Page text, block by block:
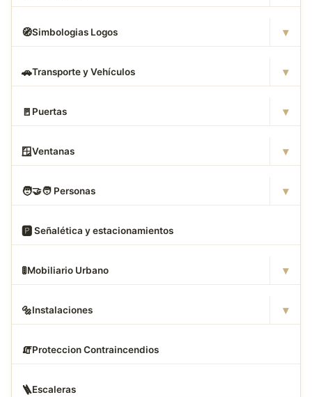
🧭Simbologias Logos ▾
🚗Transporte y Vehículos ▾
🚪 Puertas ▾
🪟Ventanas ▾
🧑‍🤝‍🧑 Personas ▾
🅿️ Señalética y estacionamientos
🚦Mobiliario Urbano ▾
🔩Instalaciones ▾
🧯Proteccion Contraincendios
🪜Escaleras